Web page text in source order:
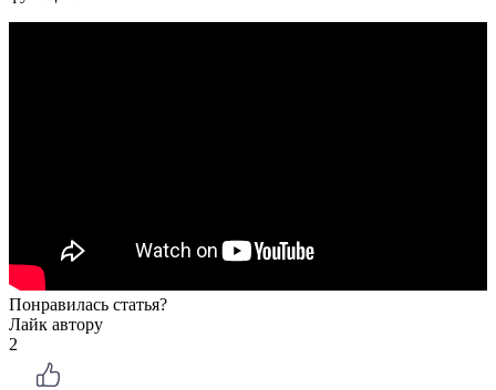
Понравилась статья?
Лайк автору
2